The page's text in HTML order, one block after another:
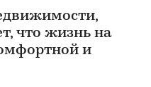
что жизнь на
и